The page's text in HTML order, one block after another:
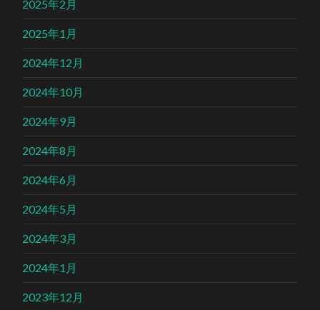
2025年2月
2025年1月
2024年12月
2024年10月
2024年9月
2024年8月
2024年6月
2024年5月
2024年3月
2024年1月
2023年12月